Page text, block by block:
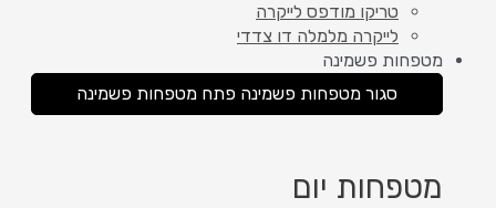
טריקו מודפס לייקרה
לייקרה מלמלה דו צדדי
מטפחות פשמינה
סגור מטפחות פשמינה פתח מטפחות פשמינה
מטפחות יום